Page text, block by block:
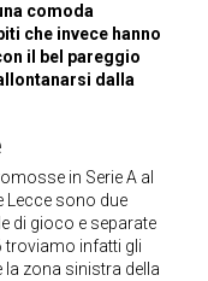
comoda
che invece hanno
il bel pareggio
dalla
in Serie A al
Lecce sono due
di gioco e separate
troviamo infatti gli
zona sinistra della